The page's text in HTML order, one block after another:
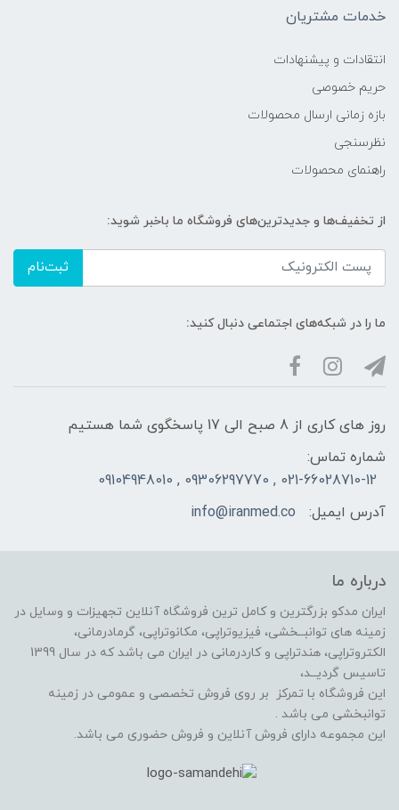
خدمات مشتریان
انتقادات و پیشنهادات
حریم خصوصی
بازه زمانی ارسال محصولات
نظرسنجی
راهنمای محصولات
از تخفیف‌ها و جدیدترین‌های فروشگاه ما باخبر شوید:
ثبت‌نام
ما را در شبکه‌های اجتماعی دنبال کنید:
روز های کاری از 8 صبح الی 17 پاسخگوی شما هستیم
شماره تماس:
021-66028710-12 , 09306297770 , 09104948010
آدرس ایمیل:
info@iranmed.co
درباره ما
ایران مدکو بزرگترین و کامل ترین فروشگاه آنلاین تجهیزات و وسایل در
زمینه های توانبــخشی، فیزیوتراپی، مکانوتراپی، گرمادرمانی،
الکتروتراپی، هندتراپی و کاردرمانی در ایران می باشد که در سال 1399
تاسیس گردیــد،
این فروشگاه با تمرکز بر روی فروش تخصصی و عمومی در زمینه
توانبخشی می باشد .
این مجموعه دارای فروش آنلاین و فروش حضوری می باشد.